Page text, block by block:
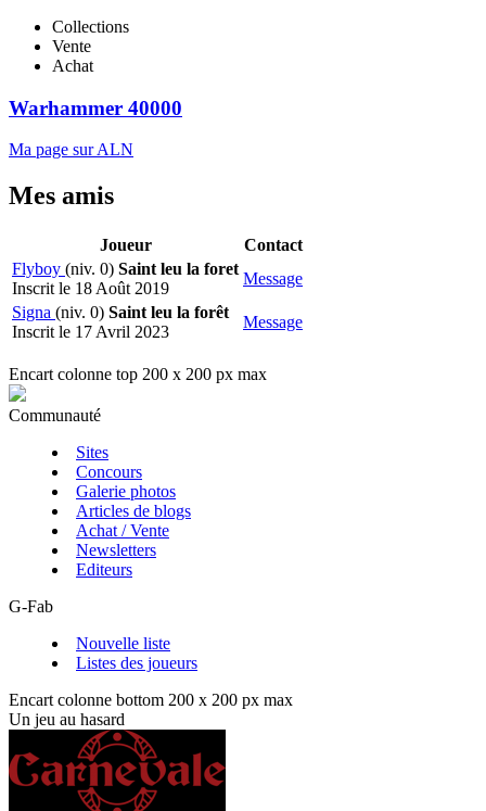
Collections
Vente
Achat
Warhammer 40000
Ma page sur ALN
Mes amis
Joueur
Contact
Flyboy (niv. 0) Saint leu la foret
Inscrit le 18 Août 2019
Message
Signa (niv. 0) Saint leu la forêt
Inscrit le 17 Avril 2023
Message
Encart colonne top 200 x 200 px max
Communauté
Sites
Concours
Galerie photos
Articles de blogs
Achat / Vente
Newsletters
Editeurs
G-Fab
Nouvelle liste
Listes des joueurs
Encart colonne bottom 200 x 200 px max
Un jeu au hasard